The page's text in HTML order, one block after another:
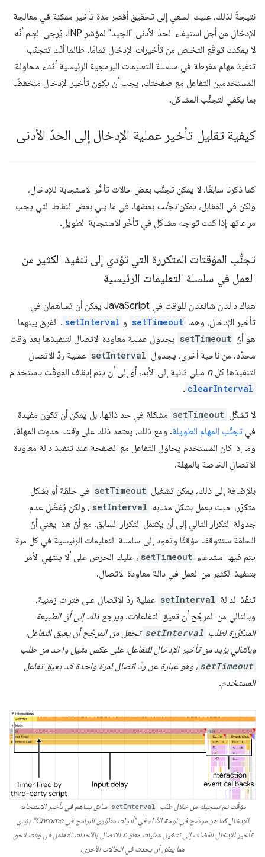
نتيجةً لذلك، عليك السعي إلى تحقيق أقصر مدة تأخير ممكنة في معالجة
الإدخال من أجل استيفاء الحدّ الأدنى "الجيد" لمؤشر INP. يُرجى العِلم أنّه
لا يمكنك توقّع التخلص من تأخيرات الإدخال تمامًا. طالما أنّك تتجنّب
تنفيذ مهام مفرطة في سلسلة التعليمات البرمجية الرئيسية أثناء محاولة
المستخدمين التفاعل مع صفحتك، يجب أن يكون تأخير الإدخال منخفضًا
بما يكفي لتجنُّب المشاكل.
كيفية تقليل تأخير عملية الإدخال إلى الحدّ الأدنى
كما ذكرنا سابقًا، لا يمكن تجنُّب بعض حالات تأخُّر الاستجابة للإدخال،
ولكن في المقابل، يمكنتجنُّب بعضها. في ما يلي بعض النقاط التي يجب
مراعاتها إذا كنت تواجه مشاكل في تأخّر الاستجابة الطويل.
تجنُّب المؤقتات المتكررة التي تؤدي إلى تنفيذ الكثير من
العمل في سلسلة التعليمات الرئيسية
هناك دالتان شائعتان للوقت في JavaScript يمكن أن تساهمان في
تأخير الإدخال، وهما setTimeout و setInterval . الفرق بينهما
هو أنّ setTimeout يجدول عملية معاودة الاتصال لتنفيذها بعد وقت
محدّد. من ناحية أخرى، يجدول setInterval عملية ردّ الاتصال
لتنفيذها كلn مللي ثانية إلى الأبد، أو إلى أن يتم إيقاف الموقّت باستخدام
clearInterval
.
لا تشكّل setTimeout مشكلة في حد ذاتها، بل يمكن أن تكون مفيدة
في تجنُّب المهام الطويلة. ومع ذلك، يعتمد ذلك علىوقت حدوث المهلة،
وما إذا كان المستخدم يحاول التفاعل مع الصفحة عند تنفيذ دالة معاودة
الاتصال الخاصة بالمهلة.
بالإضافة إلى ذلك، يمكن تشغيل setTimeout في حلقة أو بشكل
متكرّر، حيث يعمل بشكل مشابه setInterval ، ولكن يُفضّل عدم
جدولة التكرار التالي إلى أن يكتمل التكرار السابق. مع أنّ هذا يعني أنّ
الحلقة ستتوقف مؤقتًا وتعود إلى سلسلة التعليمات الرئيسية في كل مرة
يتم فيها استدعاء setTimeout ، عليك الحرص على ألا ينتهي الأمر
بتنفيذ الكثير من العمل في دالة معاودة الاتصال.
تنفّذ الدالة setInterval عملية ردّ الاتصال على فترات زمنية،
وبالتالي من المرجّح أن تعيق التفاعلات.ويرجع ذلك إلى أنّ الطبيعة
المتكرّرة لطلب setInterval تجعل من المرجّح أن يعيق التفاعل،
وبالتالي يزيد من تأخير الإدخال للتفاعل، على عكس مثيل واحد من طلب
setTimeout ، وهو عبارة عن ردّ اتصال لمرة واحدةقد يعيق تفاعل
المستخدم.
مؤقّت تم تسجيله من خلال طلب setInterval سابق يساهم في تأخير الاستجابة
للإدخال كما هو موضّح في لوحة الأداء في "أدوات مطوّري البرامج في Chrome". يؤدي
تأخير الإدخال المُضاف إلى تشغيل عمليات معاودة الاتصال بالأحداث للتفاعل في وقت لاحق
مما يمكن أن يحدث في الحالات الأخرى.